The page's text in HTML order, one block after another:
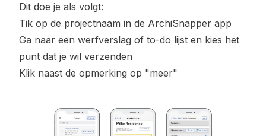
Dit doe je als volgt:
Tik op de projectnaam in de ArchiSnapper app
Ga naar een werfverslag of to-do lijst en kies het
punt dat je wil verzenden
Klik naast de opmerking op "meer"